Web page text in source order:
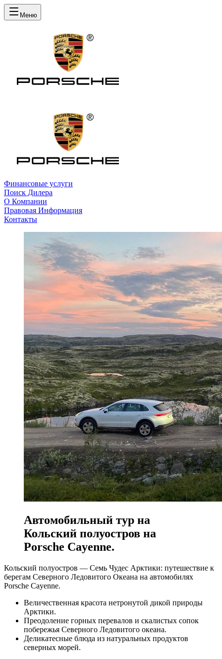
Меню
Финансовые услуги
Поиск Дилера
О Компании
Правовая Информация
Контакты
Автомобильный тур на
Кольский полуостров на
Porsche Cayenne.
Кольский полуостров — Семь Чудес Арктики: путешествие к
берегам Северного Ледовитого Океана на автомобилях
Porsche Cayenne.
Величественная красота нетронутой дикой природы
Арктики.
Преодоление горных перевалов и скалистых сопок
побережья Северного Ледовитого океана.
Деликатесные блюда из натуральных продуктов
северных морей.